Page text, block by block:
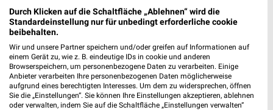
Rossmann Staufenberg
Marktstr. 3
Heute 08:00 - 20:00 Uhr | Geschlossen
383,15 km • Angebote: 3 Prospekte
Durch Klicken auf die Schaltfläche „Ablehnen“ wird die
Standardeinstellung nur für unbedingt erforderliche cookie
beibehalten.
Wir und unsere Partner speichern und/oder greifen auf Informationen auf
einem Gerät zu, wie z. B. eindeutige IDs in cookie und anderen
Browserspeichern, um personenbezogene Daten zu verarbeiten. Einige
Anbieter verarbeiten Ihre personenbezogenen Daten möglicherweise
aufgrund eines berechtigten Interesses. Um dem zu widersprechen, öffnen
Sie die „Einstellungen“. Sie können Ihre Einstellungen akzeptieren, ablehnen
oder verwalten, indem Sie auf die Schaltfläche „Einstellungen verwalten“